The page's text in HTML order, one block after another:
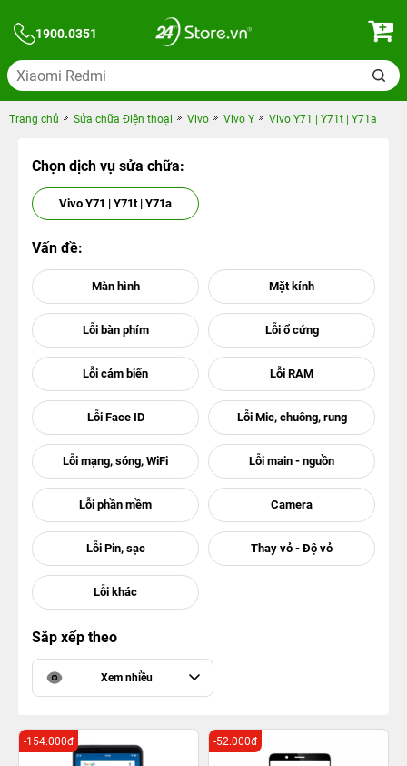
1900.0351
Trang chủ Sửa chữa Điện thoại Vivo Vivo Y Vivo Y71 | Y71t | Y71a
Chọn dịch vụ sửa chữa:
Vivo Y71 | Y71t | Y71a
Vấn đề:
Sắp xếp theo
Xem nhiều
-154.000đ -52.000đ